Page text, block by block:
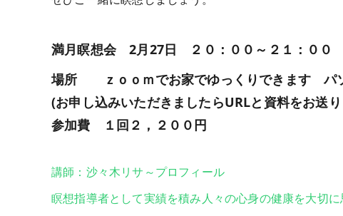
満月瞑想会 2月27日 ２０：００～２１：００
場所 ｚｏｏｍでお家でゆっくりできます パ
(お申し込みいただきましたらURLと資料をお送
参加費 １回２，２００円
講師：沙々木リサ～プロフィール
瞑想指導者として実績を積み人々の心身の健康を大切に